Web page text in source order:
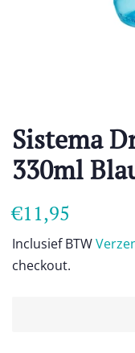
Sistema
330ml
Normale
€11,95
Inclusief BTW
checkout.